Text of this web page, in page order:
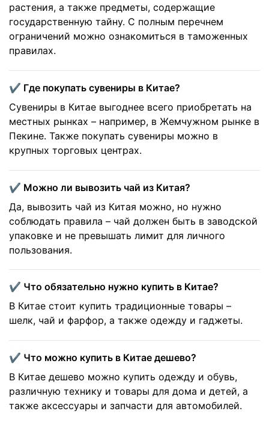
растения, а также предметы, содержащие
государственную тайну. С полным перечнем
ограничений можно ознакомиться в таможенных
правилах.
✔️ Где покупать сувениры в Китае?
Сувениры в Китае выгоднее всего приобретать на
местных рынках – например, в Жемчужном рынке в
Пекине. Также покупать сувениры можно в
крупных торговых центрах.
✔️ Можно ли вывозить чай из Китая?
Да, вывозить чай из Китая можно, но нужно
соблюдать правила – чай должен быть в заводской
упаковке и не превышать лимит для личного
пользования.
✔️ Что обязательно нужно купить в Китае?
В Китае стоит купить традиционные товары –
шелк, чай и фарфор, а также одежду и гаджеты.
✔️ Что можно купить в Китае дешево?
В Китае дешево можно купить одежду и обувь,
различную технику и товары для дома и детей, а
также аксессуары и запчасти для автомобилей.